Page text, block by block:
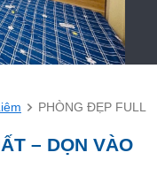
PHÒNG ĐẸP FULL
– DỌN VÀO